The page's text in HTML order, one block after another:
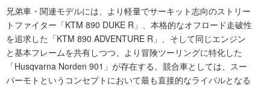
兄弟車・関連モデルには、より軽量でサーキット志向のストリー
トファイター「KTM 890 DUKE R」、本格的なオフロード走破性
を追求した「KTM 890 ADVENTURE R」、そして同じエンジン
と基本フレームを共有しつつ、より冒険ツーリングに特化した
「Husqvarna Norden 901」が存在する。競合車としては、スー
パーモトというコンセプトにおいて最も直接的なライバルとなる